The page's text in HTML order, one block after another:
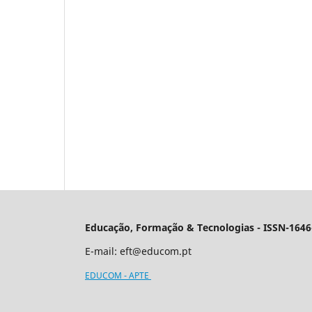
Educação, Formação & Tecnologias - ISSN-
E-mail: eft@educom.pt
EDUCOM - APTE